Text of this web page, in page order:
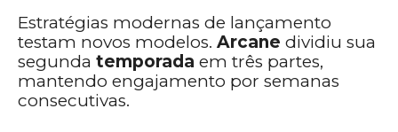
Estratégias modernas de lançamento
testam novos modelos. Arcane dividiu sua
segunda temporada em três partes,
mantendo engajamento por semanas
consecutivas.